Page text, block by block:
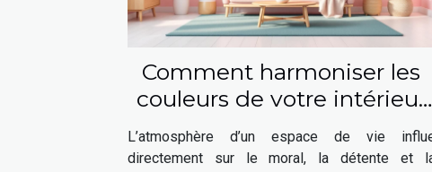
Comment harmoniser les
couleurs de votre intérieur
pour booster votre bien-
être ?
L’atmosphère d’un espace de vie
directement sur le moral, la détente et